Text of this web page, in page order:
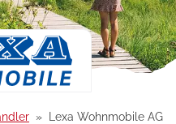
Lexa Wohnmobile AG